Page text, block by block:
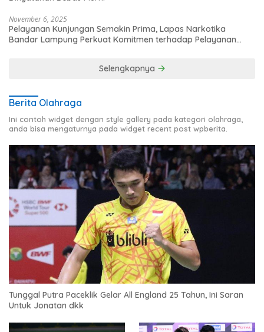
November 6, 2025
Pelayanan Kunjungan Semakin Prima, Lapas Narkotika
Bandar Lampung Perkuat Komitmen terhadap Pelayanan
Selengkapnya
Berita Olahraga
Ini contoh widget dengan style gallery pada kategori olahraga,
anda bisa mengaturnya pada widget recent post wpberita.
Tunggal Putra Paceklik Gelar All England 25 Tahun, Ini Saran
Untuk Jonatan dkk